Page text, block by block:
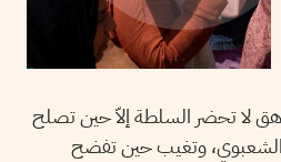
لا تحضر السلطة إلاّ حين تصلح
الشعبوي، وتغيب حين تفضح